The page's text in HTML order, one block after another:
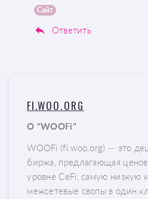
Сайт
Ответить
FI.WOO.ORG
О "WOOFi"
WOOFi (fi.woo.org) — это
биржа, предлагающая
уровне CeFi, самую низкую
межсетевые свопы в один